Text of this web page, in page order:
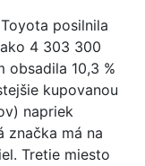
posilnila
4 303 300
10,3 %
kupovanou
napriek
značka má na
Tretie miesto